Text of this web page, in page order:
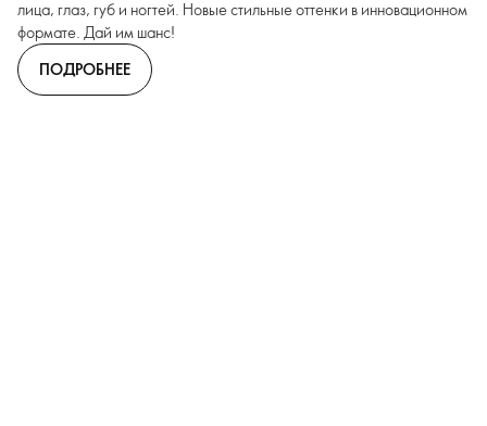
лица, глаз, губ и ногтей. Новые стильные оттенки в инновационном
формате. Дай им шанс!
ПОДРОБНЕЕ